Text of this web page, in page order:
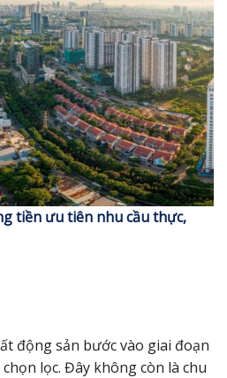
tiền ưu tiên nhu cầu thực,
động sản bước vào giai đoạn
lọc. Đây không còn là chu